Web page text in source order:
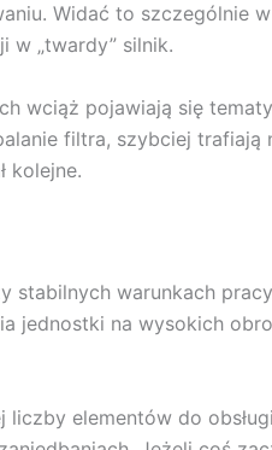
Widać to szczególnie
w „twardy” silnik.
wciąż pojawiają się
filtra, szybciej trafiają
kolejne.
warunkach
jednostki na wysokich
elementów do